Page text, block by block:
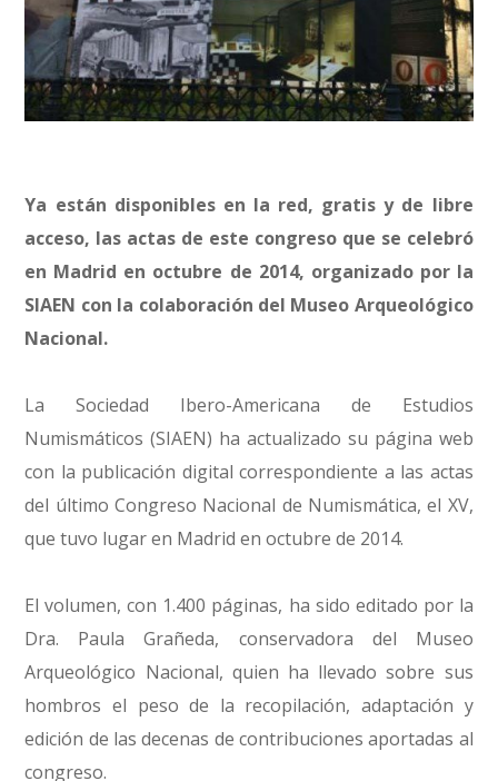
Ya están disponibles en la red, gratis y de libre
acceso, las actas de este congreso que se celebró
en Madrid en octubre de 2014, organizado por la
SIAEN con la colaboración del Museo Arqueológico
Nacional.
La Sociedad Ibero-Americana de Estudios
Numismáticos (SIAEN) ha actualizado su página web
con la publicación digital correspondiente a las actas
del último Congreso Nacional de Numismática, el XV,
que tuvo lugar en Madrid en octubre de 2014.
El volumen, con 1.400 páginas, ha sido editado por la
Dra. Paula Grañeda, conservadora del Museo
Arqueológico Nacional, quien ha llevado sobre sus
hombros el peso de la recopilación, adaptación y
edición de las decenas de contribuciones aportadas al
congreso.